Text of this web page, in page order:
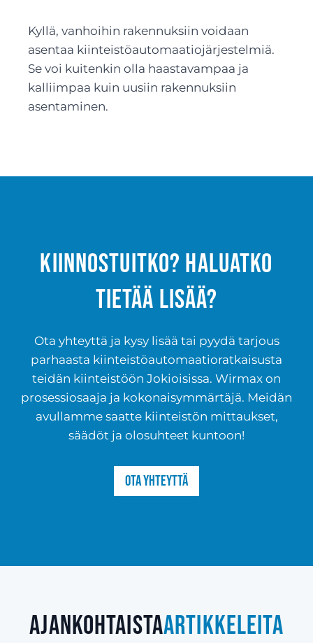
Kyllä, vanhoihin rakennuksiin voidaan
asentaa kiinteistöautomaatiojärjestelmiä.
Se voi kuitenkin olla haastavampaa ja
kalliimpaa kuin uusiin rakennuksiin
asentaminen.
Kiinnostuitko? Haluatko
tietää lisää?
Ota yhteyttä ja kysy lisää tai pyydä tarjous
parhaasta kiinteistöautomaatioratkaisusta
teidän kiinteistöön Jokioisissa. Wirmax on
prosessiosaaja ja kokonaisymmärtäjä. Meidän
avullamme saatte kiinteistön mittaukset,
säädöt ja olosuhteet kuntoon!
Ota yhteyttä
Ajankohtaistaartikkeleita